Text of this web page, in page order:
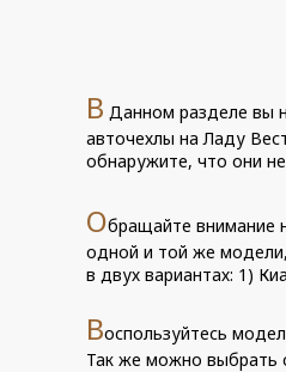
В Данном разделе вы
авточехлы на Ладу
обнаружите, что они
Обращайте внимание
одной и той же
в двух вариантах: 1)
Воспользуйтесь
Так же можно выбрать